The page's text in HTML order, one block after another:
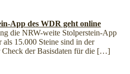
App des WDR geht online
die NRW-weite Stolperstein-App
15.000 Steine sind in der
der Basisdaten für die […]